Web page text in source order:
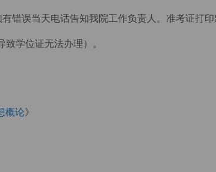
错误当天电话告知我院工作负责人。准考证打
学位证无法办理）。
概论》